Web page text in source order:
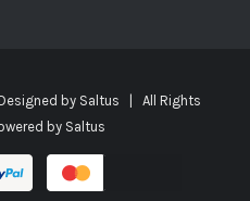
by Saltus | All Rights
by Saltus